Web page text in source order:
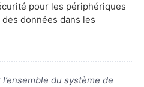
pour les périphériques
données dans les
du système de